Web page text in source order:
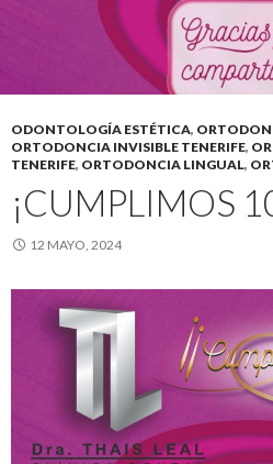
ODONTOLOGÍA ESTÉTICA,
ORTODONCIA INVISIBLE TENERIFE,
TENERIFE, ORTODONCIA LINGUAL,
¡CUMPLIMOS
12 MAYO, 2024